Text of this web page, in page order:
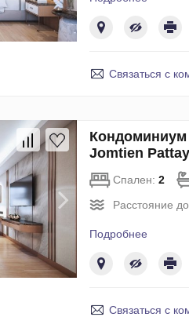
Связаться с
Кондоминиум
Jomtien
Спален: 2
Расстояние
Подробнее
Связаться с